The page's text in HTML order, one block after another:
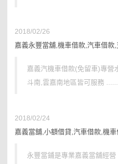
2018/02/26
嘉義永豐當舖,機車借款,汽車借款
嘉義汽機車借款(免留車)專營
斗南,雲嘉南地區皆可服務
2018/02/24
嘉義當舖,小額借貸,汽車借款,機
永豐當鋪是專業嘉義當舖經